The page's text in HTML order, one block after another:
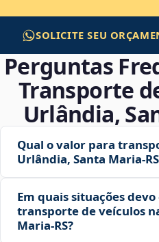
SOLICITE SEU
Perguntas
Transporte
Urlândia,
Qual o valor para
Urlândia, Santa
Em quais situações
transporte de veículos
Maria‑RS?